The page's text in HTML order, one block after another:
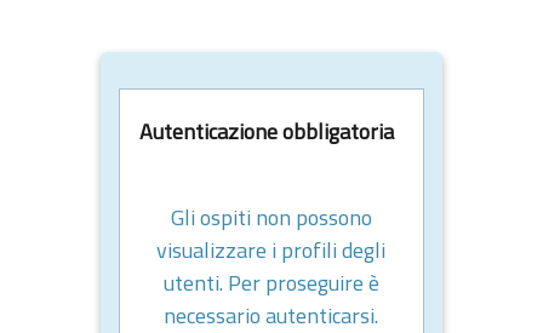
Autenticazione obbligatoria
Gli ospiti non possono
visualizzare i profili degli
utenti. Per proseguire è
necessario autenticarsi.